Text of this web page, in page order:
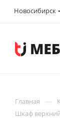
Новосибирск
Главная —
Шкаф